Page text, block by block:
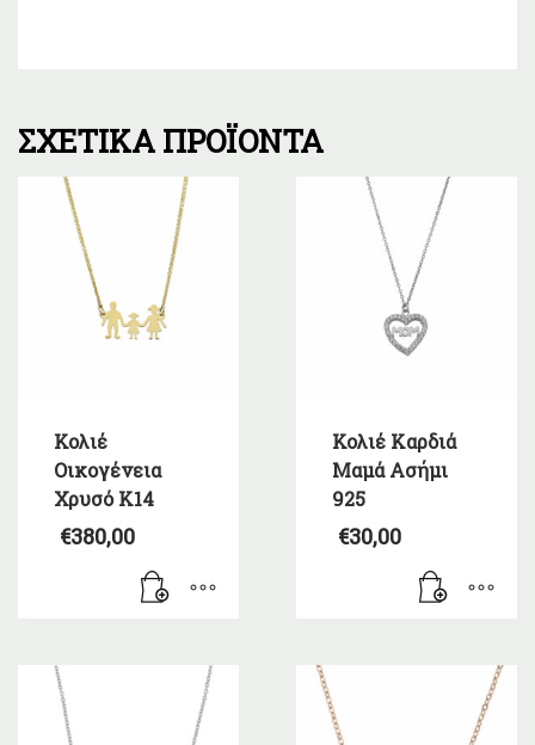
ΣΧΕΤΙΚΆ ΠΡΟΪΌΝΤΑ
Κολιέ
Οικογένεια
Χρυσό Κ14
€380,00
Κολιέ Καρδιά
Μαμά Ασήμι
925
€30,00